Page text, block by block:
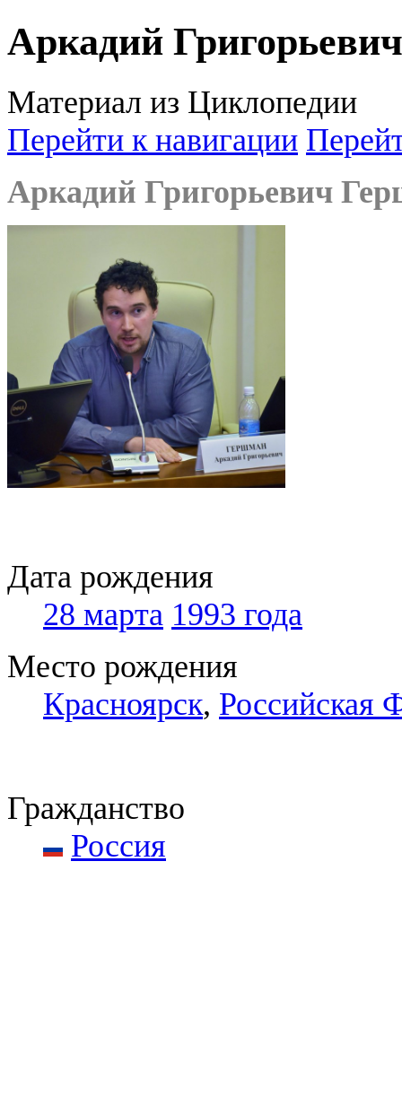
Аркадий
Материал из Циклопедии
Перейти к навигации
Аркадий Григорьевич
Дата рождения
28 марта 1993 года
Место рождения
Красноярск, Российская
Гражданство
Россия